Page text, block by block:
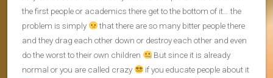
the first people or academics there get to the bottom of it… the
problem is simply
that there are so many bitter people there
and they drag each other down or destroy each other and even
do the worst to their own children
But since it is already
normal or you are called crazy
if you educate people about it